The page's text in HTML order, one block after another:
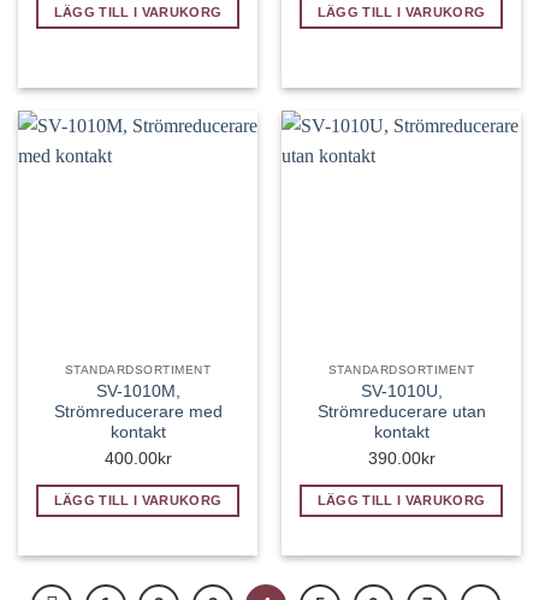
LÄGG TILL I VARUKORG LÄGG TILL I VARUKORG
STANDARDSORTIMENT
SV-1010M,
Strömreducerare med
kontakt
400.00kr
LÄGG TILL I VARUKORG
STANDARDSORTIMENT
SV-1010U,
Strömreducerare utan
kontakt
390.00kr
LÄGG TILL I VARUKORG